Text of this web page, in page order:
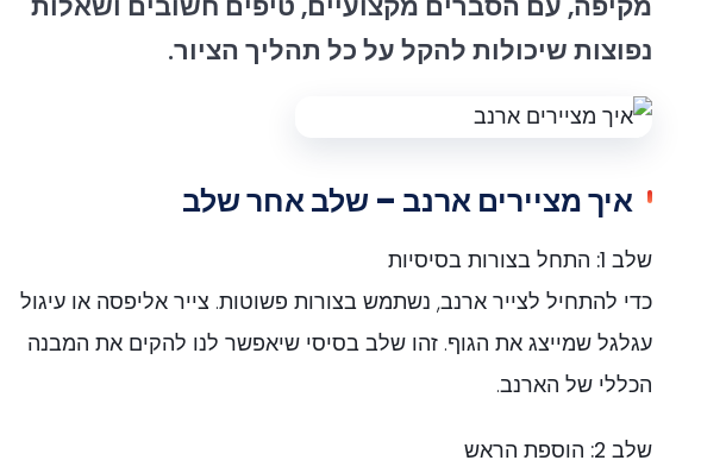
נפוצות שיכולות להקל על כל תהליך הציור.
איך מציירים ארנב – שלב אחר שלב
שלב 1: התחל בצורות בסיסיות
כדי להתחיל לצייר ארנב, נשתמש בצורות פשוטות. צייר אליפסה או עיגול
עגלגל שמייצג את הגוף. זהו שלב בסיסי שיאפשר לנו להקים את המבנה
הכללי של הארנב.
שלב 2: הוספת הראש